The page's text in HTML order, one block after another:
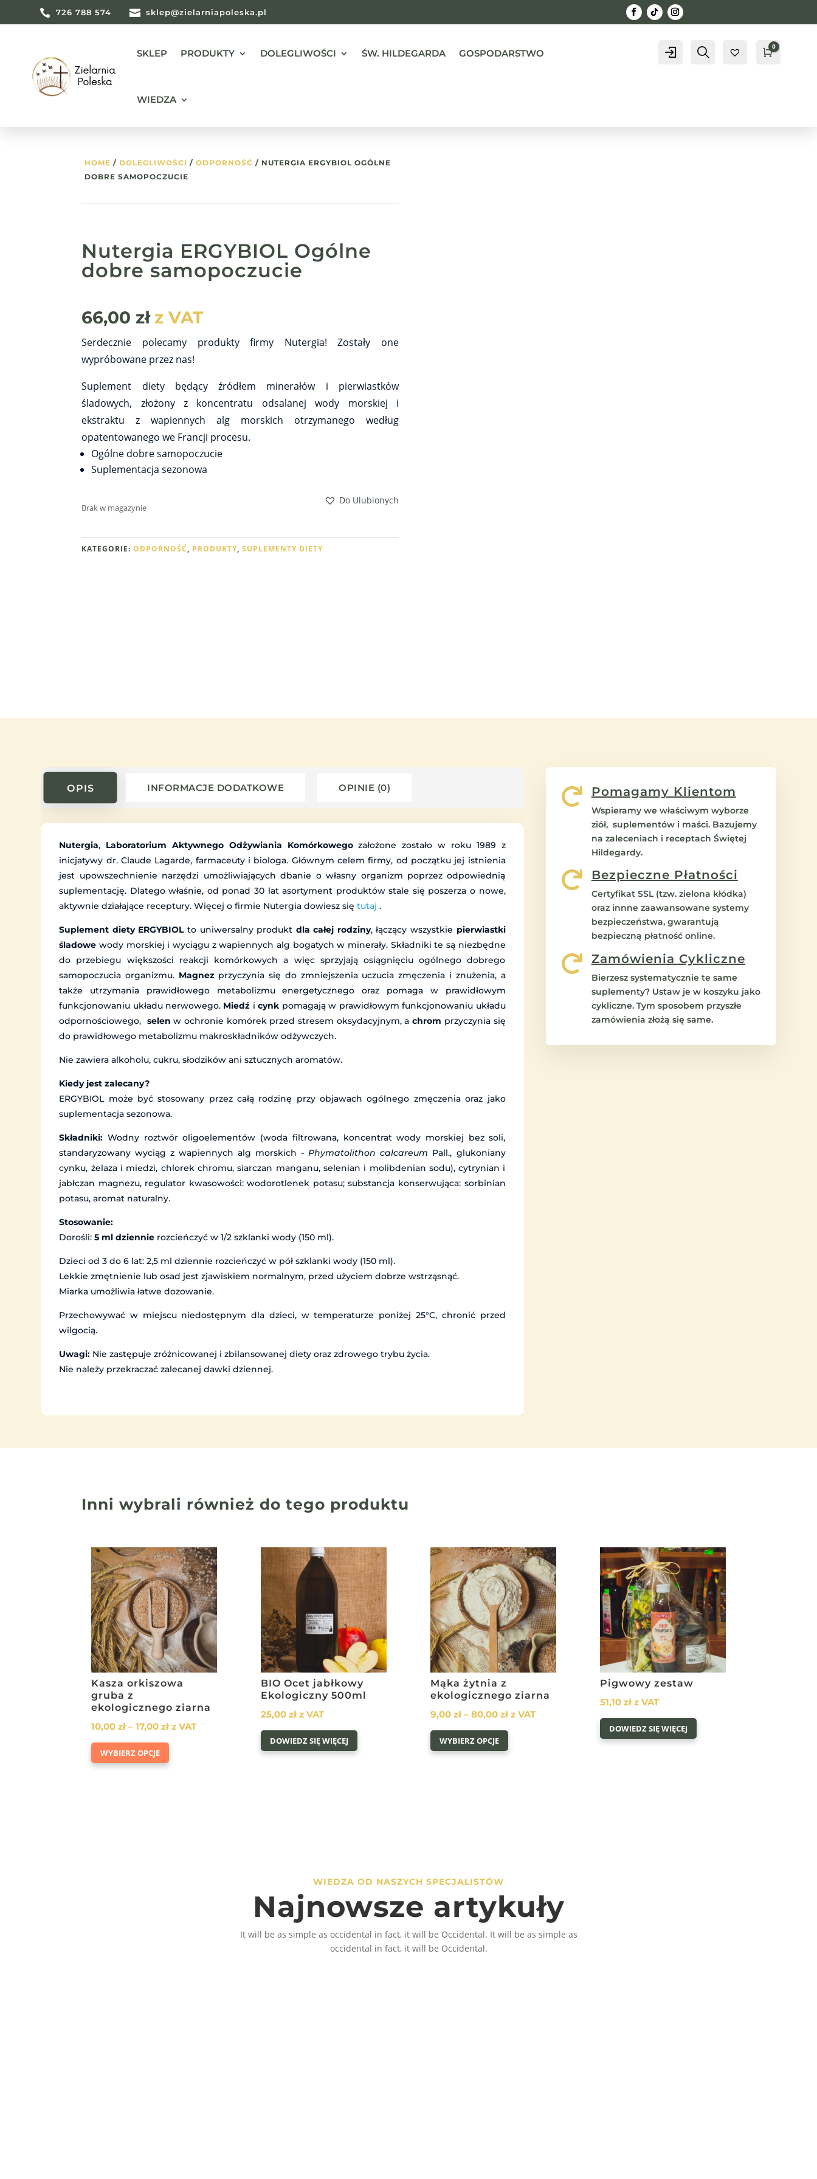
 726 788 574  sklep@zielarniapoleska.pl
SKLEP PRODUKTY DOLEGLIWOŚCI ŚW. HILDEGARDA GOSPODARSTWO
WIEDZA
Konto Szukaj Kosz
0
HOME / DOLEGLIWOŚCI /ODPORNOŚĆ / NUTERGIA ERGYBIOL OGÓLNE
DOBRE SAMOPOCZUCIE
Nutergia ERGYBIOL Ogólne
dobre samopoczucie
66,00 zł z VAT
Serdecznie polecamy produkty firmy Nutergia! Zostały one
wypróbowane przez nas!
Suplement diety będący źródłem minerałów i pierwiastków
śladowych, złożony z koncentratu odsalanej wody morskiej i
ekstraktu z wapiennych alg morskich otrzymanego według
opatentowanego we Francji procesu.
Ogólne dobre samopoczucie
Suplementacja sezonowa
Brak w magazynie
Do Ulubionych
KATEGORIE:ODPORNOŚĆ, PRODUKTY,SUPLEMENTY DIETY
OPIS INFORMACJE DODATKOWE OPINIE (0)
Nutergia, Laboratorium Aktywnego Odżywiania Komórkowegozałożone zostało w roku 1989 z
inicjatywy dr. Claude Lagarde, farmaceuty i biologa. Głównym celem firmy, od początku jej istnienia
jest upowszechnienie narzędzi umożliwiających dbanie o własny organizm poprzez odpowiednią
suplementację. Dlatego właśnie, od ponad 30 lat asortyment produktów stale się poszerza o nowe,
aktywnie działające receptury. Więcej o firmie Nutergia dowiesz siętutaj .
Suplement diety ERGYBIOLto uniwersalny produkt dla całej rodziny, łączący wszystkie pierwiastki
śladowe wody morskiej i wyciągu z wapiennych alg bogatych w minerały. Składniki te są niezbędne
do przebiegu większości reakcji komórkowych a więc sprzyjają osiągnięciu ogólnego dobrego
samopoczucia organizmu. Magnezprzyczynia się do zmniejszenia uczucia zmęczenia i znużenia, a
także utrzymania prawidłowego metabolizmu energetycznego oraz pomaga w prawidłowym
funkcjonowaniu układu nerwowego. Miedź icynk pomagają w prawidłowym funkcjonowaniu układu
odpornościowego, selen w ochronie komórek przed stresem oksydacyjnym, achrom przyczynia się
do prawidłowego metabolizmu makroskładników odżywczych.
Nie zawiera alkoholu, cukru, słodzików ani sztucznych aromatów.
Kiedy jest zalecany?
ERGYBIOL może być stosowany przez całą rodzinę przy objawach ogólnego zmęczenia oraz jako
suplementacja sezonowa.
Składniki: Wodny roztwór oligoelementów (woda filtrowana, koncentrat wody morskiej bez soli,
standaryzowany wyciąg z wapiennych alg morskich -Phymatolithon calcareum Pall., glukoniany
cynku, żelaza i miedzi, chlorek chromu, siarczan manganu, selenian i molibdenian sodu), cytrynian i
jabłczan magnezu, regulator kwasowości: wodorotlenek potasu; substancja konserwująca: sorbinian
potasu, aromat naturalny.
Stosowanie:
Dorośli:5 ml dziennie rozcieńczyć w 1/2 szklanki wody (150 ml).
Dzieci od 3 do 6 lat: 2,5 ml dziennie rozcieńczyć w pół szklanki wody (150 ml).
Lekkie zmętnienie lub osad jest zjawiskiem normalnym, przed użyciem dobrze wstrząsnąć.
Miarka umożliwia łatwe dozowanie.
Przechowywać w miejscu niedostępnym dla dzieci, w temperaturze poniżej 25°C, chronić przed
wilgocią.
Uwagi: Nie zastępuje zróżnicowanej i zbilansowanej diety oraz zdrowego trybu życia.
Nie należy przekraczać zalecanej dawki dziennej.
 Pomagamy Klientom
Wspieramy we właściwym wyborze
ziół, suplementów i maści. Bazujemy
na zaleceniach i receptach Świętej
Hildegardy.
 Bezpieczne Płatności
Certyfikat SSL (tzw. zielona kłódka)
oraz innne zaawansowane systemy
bezpieczeństwa, gwarantują
bezpieczną płatność online.
 Zamówienia Cykliczne
Bierzesz systematycznie te same
suplementy? Ustaw je w koszyku jako
cykliczne. Tym sposobem przyszłe
zamówienia złożą się same.
Inni wybrali również do tego produktu
Kasza orkiszowa
gruba z
ekologicznego ziarna
10,00zł – 17,00złZakres
cen:
z VAT
WYBIERZ OPCJE
Ten
BIO Ocet jabłkowy
Ekologiczny 500ml
25,00zł z VAT
DOWIEDZ SIĘ WIĘCEJ
Mąka żytnia z
ekologicznego ziarna
9,00zł – 80,00złZakres
cen:
z VAT
WYBIERZ OPCJE
Ten
Pigwowy zestaw
51,10zł z VAT
DOWIEDZ SIĘ WIĘCEJ
WIEDZA OD NASZYCH SPECJALISTÓW
Najnowsze artykuły
It will be as simple as occidental in fact, it will be Occidental. It will be as simple as
occidental in fact, it will be Occidental.